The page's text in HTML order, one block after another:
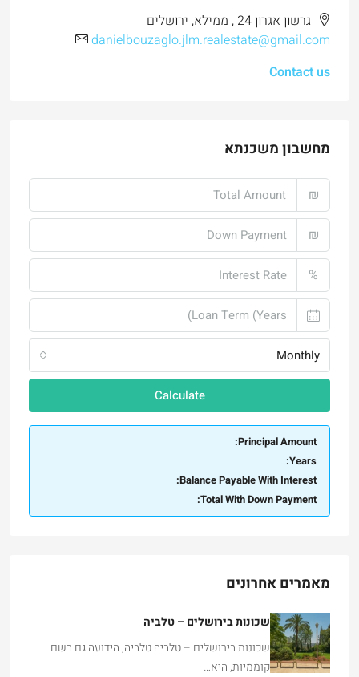
גרשון אגרון 24 , ממילא, ירושלים
danielbouzaglo.jlm.realestate@gmail.com
Contact us
מחשבון משכנתא
₪
₪
%
Monthly
Calculate
Principal Amount:
Years:
Balance Payable With Interest:
Total With Down Payment:
מאמרים אחרונים
שכונות בירושלים – טלביה
שכונות בירושלים – טלביה טלביה, הידועה גם בשם
קוממיות, היא…